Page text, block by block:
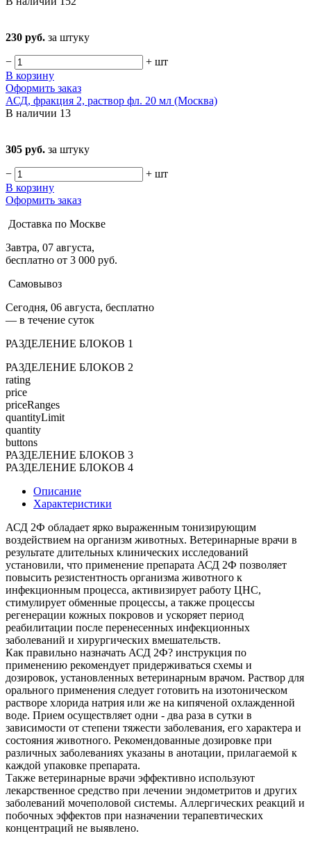
230 руб. за штуку
− + шт
В корзину
Оформить заказ
АСД, фракция 2, раствор фл. 20 мл (Москва)
В наличии 13
305 руб. за штуку
− + шт
В корзину
Оформить заказ
Доставка по Москве
Завтра, 07 августа,
бесплатно от 3 000 руб.
Самовывоз
Сегодня, 06 августа, бесплатно
— в течение суток
РАЗДЕЛЕНИЕ БЛОКОВ 1
РАЗДЕЛЕНИЕ БЛОКОВ 2
rating
price
priceRanges
quantityLimit
quantity
buttons
РАЗДЕЛЕНИЕ БЛОКОВ 3
РАЗДЕЛЕНИЕ БЛОКОВ 4
Описание
Характеристики
АСД 2Ф обладает ярко выраженным тонизирующим
воздействием на организм животных. Ветеринарные врачи в
результате длительных клинических исследований
установили, что применение препарата АСД 2Ф позволяет
повысить резистентность организма животного к
инфекционным процесса, активизирует работу ЦНС,
стимулирует обменные процессы, а также процессы
регенерации кожных покровов и ускоряет период
реабилитации после перенесенных инфекционных
заболеваний и хирургических вмешательств.
Как правильно назначать АСД 2Ф? инструкция по
применению рекомендует придерживаться схемы и
дозировок, установленных ветеринарным врачом. Раствор для
орального применения следует готовить на изотоническом
растворе хлорида натрия или же на кипяченой охлажденной
воде. Прием осуществляет одни - два раза в сутки в
зависимости от степени тяжести заболевания, его характера и
состояния животного. Рекомендованные дозировке при
различных заболеваниях указаны в анотации, прилагаемой к
каждой упаковке препарата.
Также ветеринарные врачи эффективно используют
лекарственное средство при лечении эндометритов и других
заболеваний мочеполовой системы. Аллергических реакций и
побочных эффектов при назначении терапевтических
концентраций не выявлено.